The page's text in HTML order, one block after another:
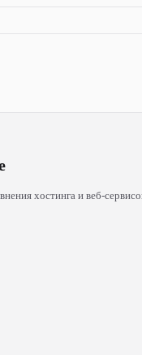
хостинга и веб-